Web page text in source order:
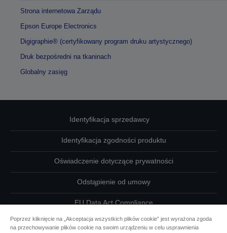
Strona internetowa Zarządu
Epson Europe Electronics
Digigraphie® (certyfikowany program druku artystycznego)
Druk bezpośredni na tkaninach
Globalny zasięg
Identyfikacja sprzedawcy
Identyfikacja zgodności produktu
Oświadczenie dotyczące prywatności
Odstąpienie od umowy
EU Data Act Compliance
Skontaktuj się z nami w sprawie swoich danych
Poprzez kliknięcie na „Akceptacja wszystkich plików cookie” jest wyrażona zgoda
na przechowywanie plików cookie na swoim urządzeniu w celu usprawnienia